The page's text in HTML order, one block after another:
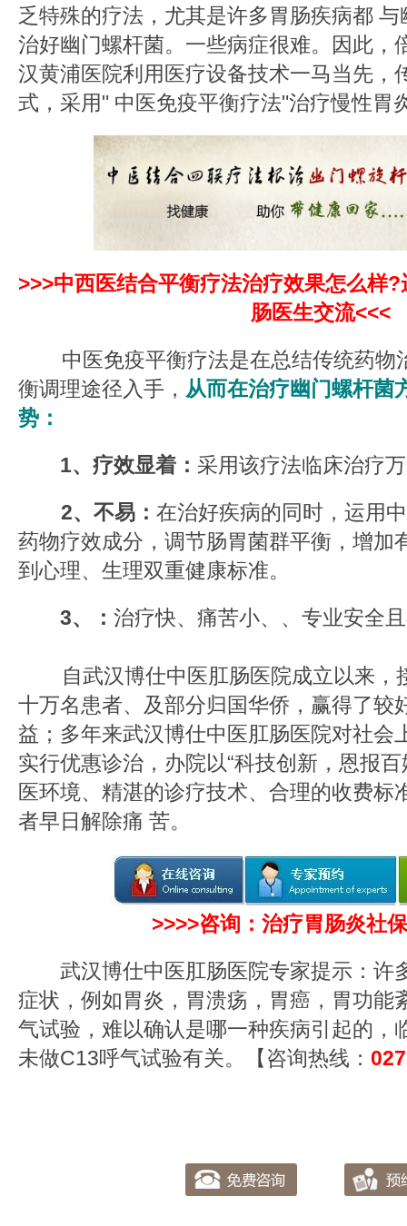
乏特殊的疗法，尤其是许多胃肠疾病都
治好幽门螺杆菌。一些病症很难。因此，
汉黄浦医院利用医疗设备技术一马当先，
式，采用" 中医免疫平衡疗法"治疗慢性胃
>>>中西医结合平衡疗法治疗效果怎么样
肠医生交流<<<
中医免疫平衡疗法是在总结传统药物
衡调理途径入手， 从而在治疗幽门螺杆菌
势：
1、疗效显着： 采用该疗法临床治疗
2、不易： 在治好疾病的同时，运用
药物疗效成分，调节肠胃菌群平衡，增加
到心理、生理双重健康标准。
3、： 治疗快、痛苦小、、专业安全
自武汉博仕中医肛肠医院成立以来，
十万名患者、及部分归国华侨，赢得了较
益；多年来武汉博仕中医肛肠医院对社会
实行优惠诊治，办院以“科技创新，恩报
医环境、精湛的诊疗技术、合理的收费标
者早日解除痛 苦。
>>>>咨询：治疗胃肠炎社
武汉博仕中医肛肠医院专家提示：许
症状，例如胃炎，胃溃疡，胃癌，胃功能
气试验，难以确认是哪一种疾病引起的，
未做C13呼气试验有关。【咨询热线：